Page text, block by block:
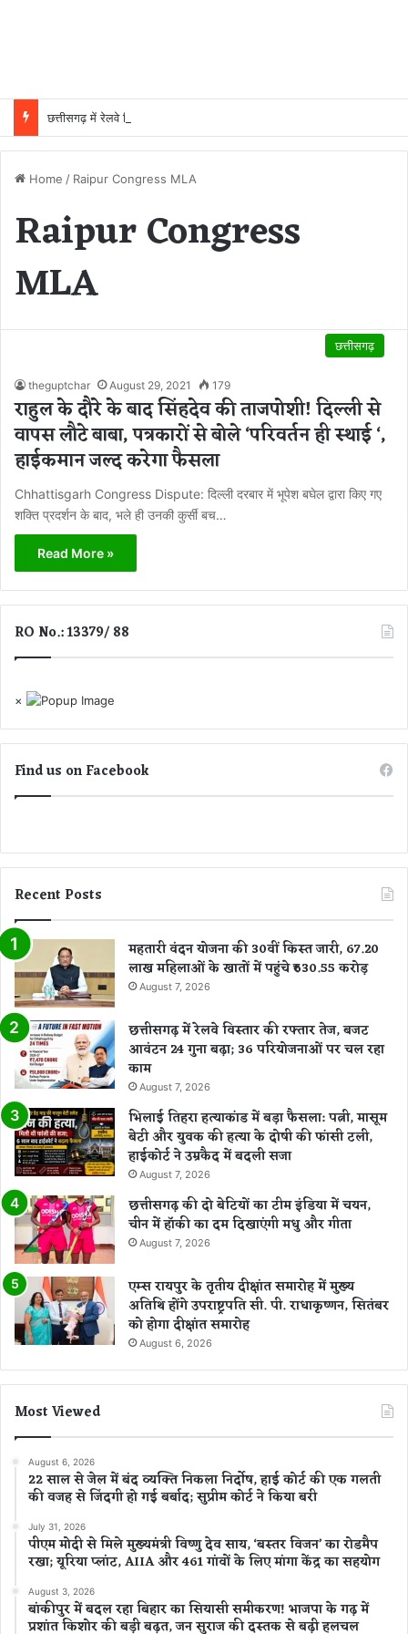
Home / Raipur Congress MLA
Raipur Congress
MLA
छत्तीसगढ़
theguptchar August 29, 2021 179
राहुल के दौरे के बाद सिंहदेव की ताजपोशी! दिल्ली से
वापस लौटे बाबा, पत्रकारों से बोले ‘परिवर्तन ही स्थाई ‘,
हाईकमान जल्द करेगा फैसला
Chhattisgarh Congress Dispute: दिल्ली दरबार में भूपेश बघेल द्वारा किए गए
शक्ति प्रदर्शन के बाद, भले ही उनकी कुर्सी बच…
Read More »
RO No.: 13379/ 88
×
Find us on Facebook
Recent Posts
महतारी वंदन योजना की 30वीं किस्त जारी, 67.20
लाख महिलाओं के खातों में पहुंचे ₹630.55 करोड़
August 7, 2026
छत्तीसगढ़ में रेलवे विस्तार की रफ्तार तेज, बजट
आवंटन 24 गुना बढ़ा; 36 परियोजनाओं पर चल रहा
काम
August 7, 2026
भिलाई तिहरा हत्याकांड में बड़ा फैसला: पत्नी, मासूम
बेटी और युवक की हत्या के दोषी की फांसी टली,
हाईकोर्ट ने उम्रकैद में बदली सजा
August 7, 2026
छत्तीसगढ़ की दो बेटियों का टीम इंडिया में चयन,
चीन में हॉकी का दम दिखाएंगी मधु और गीता
August 7, 2026
एम्स रायपुर के तृतीय दीक्षांत समारोह में मुख्य
अतिथि होंगे उपराष्ट्रपति सी. पी. राधाकृष्णन, सितंबर
को होगा दीक्षांत समारोह
August 6, 2026
Most Viewed
August 6, 2026
22 साल से जेल में बंद व्यक्ति निकला निर्दोष, हाई कोर्ट की एक गलती
की वजह से जिंदगी हो गई बर्बाद; सुप्रीम कोर्ट ने किया बरी
July 31, 2026
पीएम मोदी से मिले मुख्यमंत्री विष्णु देव साय, ‘बस्तर विजन’ का रोडमैप
रखा; यूरिया प्लांट, AIIA और 461 गांवों के लिए मांगा केंद्र का सहयोग
August 3, 2026
बांकीपुर में बदल रहा बिहार का सियासी समीकरण! भाजपा के गढ़ में
प्रशांत किशोर की बड़ी बढ़त, जन सुराज की दस्तक से बढ़ी हलचल